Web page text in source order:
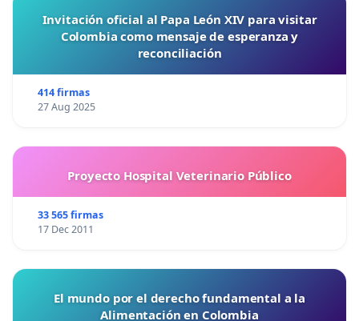
Invitación oficial al Papa León XIV para visitar
Colombia como mensaje de esperanza y
reconciliación
414 firmas
27 Aug 2025
Proyecto Hospital Veterinario Público
33 565 firmas
17 Dec 2011
El mundo por el derecho fundamental a la
Alimentación en Colombia